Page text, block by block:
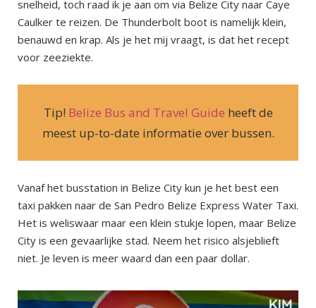
snelheid, toch raad ik je aan om via Belize City naar Caye
Caulker te reizen. De Thunderbolt boot is namelijk klein,
benauwd en krap. Als je het mij vraagt, is dat het recept
voor zeeziekte.
Tip! Belize Bus and Travel Guide heeft de
meest up-to-date informatie over bussen.
Vanaf het busstation in Belize City kun je het best een
taxi pakken naar de San Pedro Belize Express Water Taxi.
Het is weliswaar maar een klein stukje lopen, maar Belize
City is een gevaarlijke stad. Neem het risico alsjeblieft
niet. Je leven is meer waard dan een paar dollar.